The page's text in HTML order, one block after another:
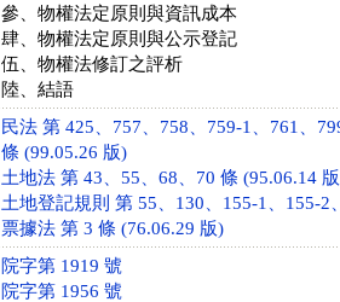
參、物權法定原則與資訊成本
肆、物權法定原則與公示登記
伍、物權法修訂之評析
陸、結語
民法 第 425、757、758、759-1、761、
條 (99.05.26 版)
土地法 第 43、55、68、70 條 (95.06.14
土地登記規則 第 55、130、155-1、155-2
票據法 第 3 條 (76.06.29 版)
院字第 1919 號
院字第 1956 號